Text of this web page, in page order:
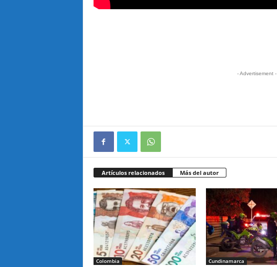
- Advertisement -
Artículos relacionados Más del autor
Colombia Cundinamarca